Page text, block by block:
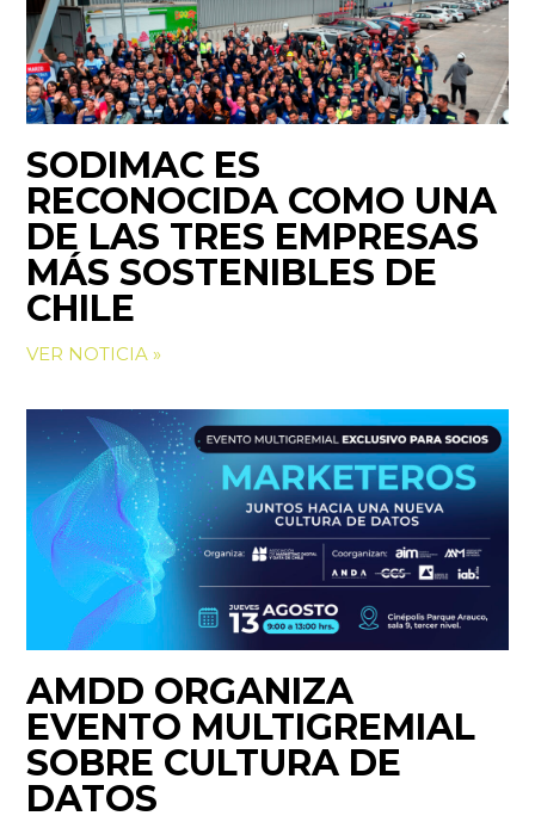
SODIMAC ES
RECONOCIDA COMO UNA
DE LAS TRES EMPRESAS
MÁS SOSTENIBLES DE
CHILE
VER NOTICIA »
AMDD ORGANIZA
EVENTO MULTIGREMIAL
SOBRE CULTURA DE
DATOS